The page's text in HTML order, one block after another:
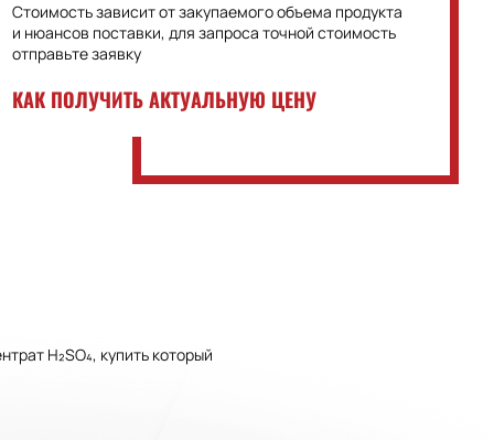
Стоимость зависит от закупаемого объема продукта
и нюансов поставки, для запроса точной стоимость
отправьте заявку
КАК ПОЛУЧИТЬ АКТУАЛЬНУЮ ЦЕНУ
H₂SO₄, купить который